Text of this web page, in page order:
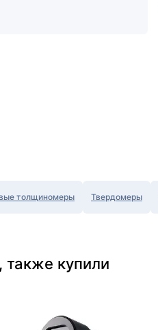
толщиномеры Твердомеры
также купили